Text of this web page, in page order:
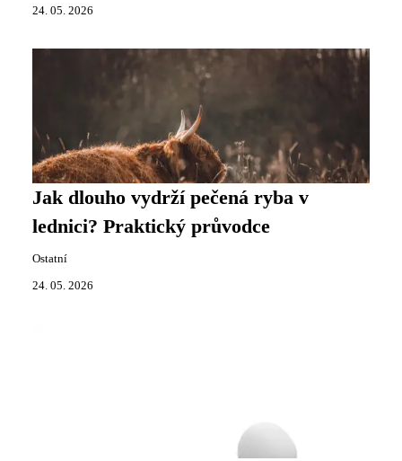
24. 05. 2026
Jak dlouho vydrží pečená ryba v
lednici? Praktický průvodce
Ostatní
24. 05. 2026